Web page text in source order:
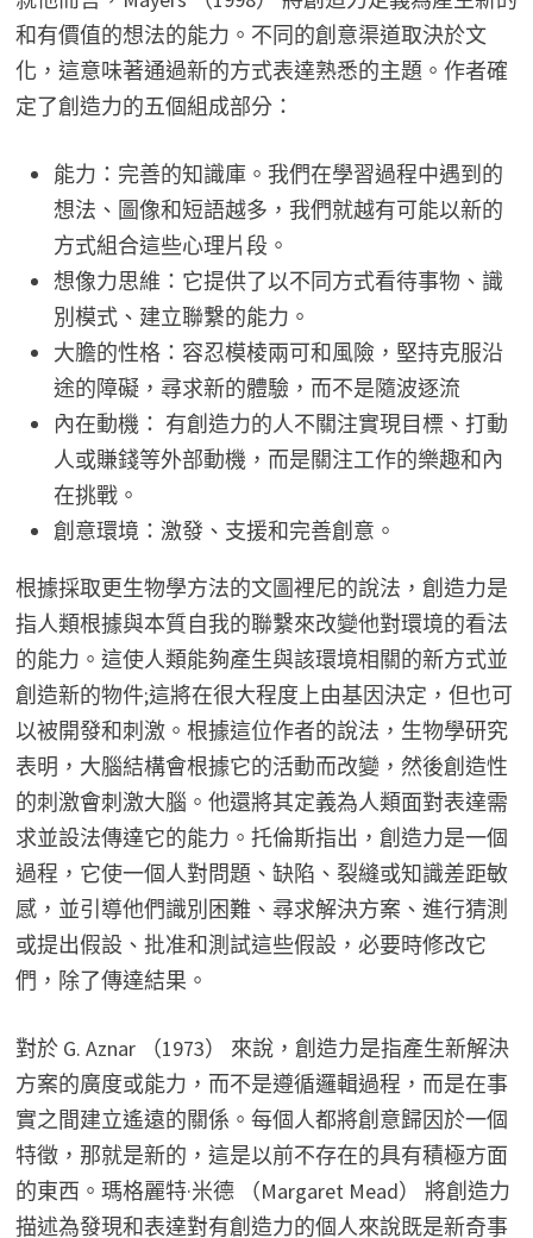
和有價值的想法的能力。不同的創意渠道取決於文
化，這意味著通過新的方式表達熟悉的主題。作者確
定了創造力的五個組成部分：
能力：完善的知識庫。我們在學習過程中遇到的
想法、圖像和短語越多，我們就越有可能以新的
方式組合這些心理片段。
想像力思維：它提供了以不同方式看待事物、識
別模式、建立聯繫的能力。
大膽的性格：容忍模棱兩可和風險，堅持克服沿
途的障礙，尋求新的體驗，而不是隨波逐流
內在動機： 有創造力的人不關注實現目標、打動
人或賺錢等外部動機，而是關注工作的樂趣和內
在挑戰。
創意環境：激發、支援和完善創意。
根據採取更生物學方法的文圖裡尼的說法，創造力是
指人類根據與本質自我的聯繫來改變他對環境的看法
的能力。這使人類能夠產生與該環境相關的新方式並
創造新的物件;這將在很大程度上由基因決定，但也可
以被開發和刺激。根據這位作者的說法，生物學研究
表明，大腦結構會根據它的活動而改變，然後創造性
的刺激會刺激大腦。他還將其定義為人類面對表達需
求並設法傳達它的能力。托倫斯指出，創造力是一個
過程，它使一個人對問題、缺陷、裂縫或知識差距敏
感，並引導他們識別困難、尋求解決方案、進行猜測
或提出假設、批准和測試這些假設，必要時修改它
們，除了傳達結果。
對於 G. Aznar （1973） 來說，創造力是指產生新解決
方案的廣度或能力，而不是遵循邏輯過程，而是在事
實之間建立遙遠的關係。每個人都將創意歸因於一個
特徵，那就是新的，這是以前不存在的具有積極方面
的東西。瑪格麗特·米德 （Margaret Mead） 將創造力
描述為發現和表達對有創造力的個人來說既是新奇事